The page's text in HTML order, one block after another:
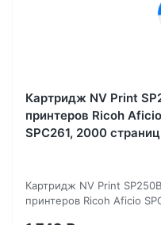
Картридж NV Print
принтеров Ricoh
SPC261, 2000 страниц
Картридж NV Print
принтеров Ricoh Aficio